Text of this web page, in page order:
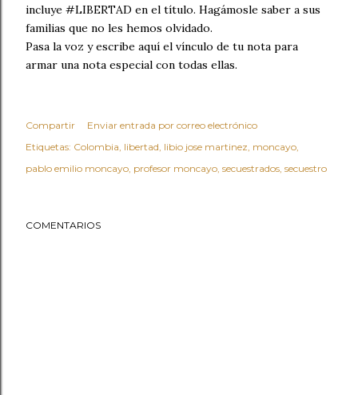
incluye #LIBERTAD en el título. Hagámosle saber a sus
familias que no les hemos olvidado.
Pasa la voz y escribe aquí el vínculo de tu nota para
armar una nota especial con todas ellas.
Compartir
Enviar entrada por correo electrónico
Etiquetas: Colombia libertad libio jose martinez moncayo
pablo emilio moncayo profesor moncayo secuestrados secuestro
COMENTARIOS